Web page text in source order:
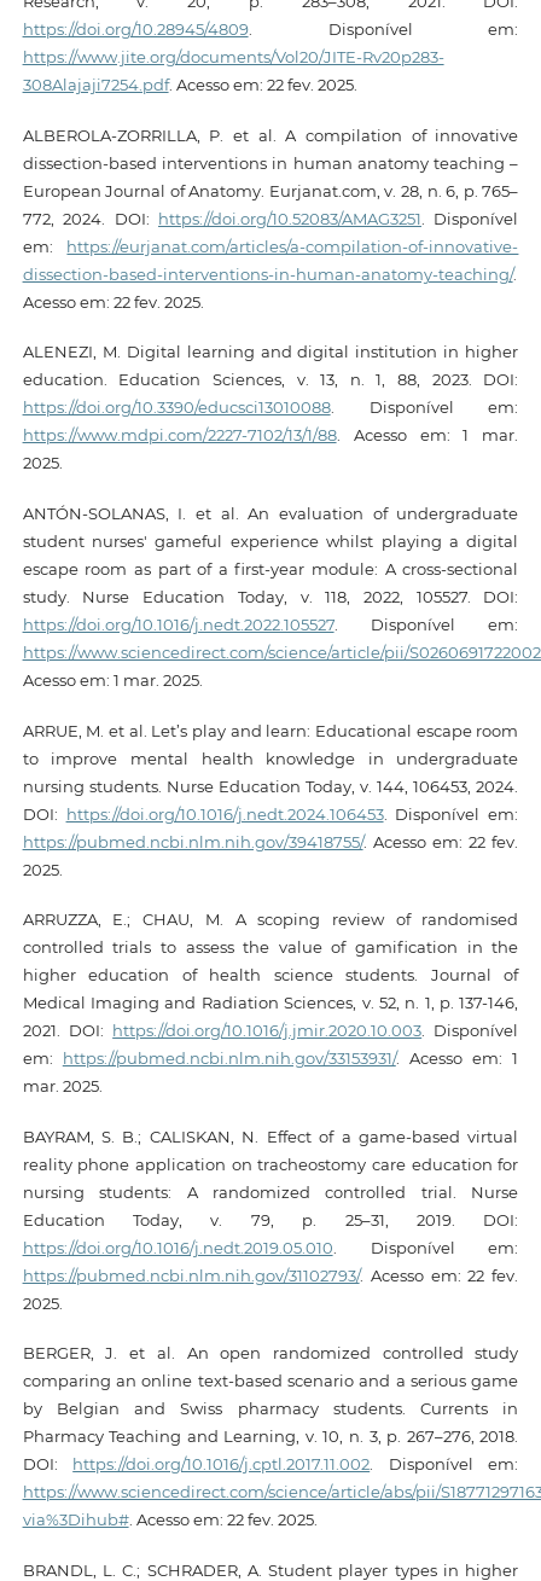
https://doi.org/10.28945/4809. Disponível em:
https://www.jite.org/documents/Vol20/JITE-Rv20p283-
308Alajaji7254.pdf. Acesso em: 22 fev. 2025.
ALBEROLA-ZORRILLA, P. et al. A compilation of innovative
dissection-based interventions in human anatomy teaching –
European Journal of Anatomy. Eurjanat.com, v. 28, n. 6, p. 765–
772, 2024. DOI: https://doi.org/10.52083/AMAG3251 . Disponível
em: https://eurjanat.com/articles/a-compilation-of-innovative-
dissection-based-interventions-in-human-anatomy-teaching/.
Acesso em: 22 fev. 2025.
ALENEZI, M. Digital learning and digital institution in higher
education. Education Sciences, v. 13, n. 1, 88, 2023. DOI:
https://doi.org/10.3390/educsci13010088. Disponível em:
https://www.mdpi.com/2227-7102/13/1/88. Acesso em: 1 mar.
2025.
ANTÓN-SOLANAS, I. et al. An evaluation of undergraduate
student nurses' gameful experience whilst playing a digital
escape room as part of a first-year module: A cross-sectional
study. Nurse Education Today, v. 118, 2022, 105527. DOI:
https://doi.org/10.1016/j.nedt.2022.105527. Disponível em:
https://www.sciencedirect.com/science/article/pii/
Acesso em: 1 mar. 2025.
ARRUE, M. et al. Let’s play and learn: Educational escape room
to improve mental health knowledge in undergraduate
nursing students. Nurse Education Today, v. 144, 106453, 2024.
DOI: https://doi.org/10.1016/j.nedt.2024.106453. Disponível em:
https://pubmed.ncbi.nlm.nih.gov/39418755/. Acesso em: 22 fev.
2025.
ARRUZZA, E.; CHAU, M. A scoping review of randomised
controlled trials to assess the value of gamification in the
higher education of health science students. Journal of
Medical Imaging and Radiation Sciences, v. 52, n. 1, p. 137-146,
2021. DOI: https://doi.org/10.1016/j.jmir.2020.10.003 . Disponível
em: https://pubmed.ncbi.nlm.nih.gov/33153931/. Acesso em: 1
mar. 2025.
BAYRAM, S. B.; CALISKAN, N. Effect of a game-based virtual
reality phone application on tracheostomy care education for
nursing students: A randomized controlled trial. Nurse
Education Today, v. 79, p. 25–31, 2019. DOI:
https://doi.org/10.1016/j.nedt.2019.05.010 . Disponível em:
https://pubmed.ncbi.nlm.nih.gov/31102793/. Acesso em: 22 fev.
2025.
BERGER, J. et al. An open randomized controlled study
comparing an online text-based scenario and a serious game
by Belgian and Swiss pharmacy students. Currents in
Pharmacy Teaching and Learning, v. 10, n. 3, p. 267–276, 2018.
DOI: https://doi.org/10.1016/j.cptl.2017.11.002. Disponível em:
https://www.sciencedirect.com/science/article/abs/pii/
via%3Dihub#. Acesso em: 22 fev. 2025.
BRANDL, L. C.; SCHRADER, A. Student player types in higher